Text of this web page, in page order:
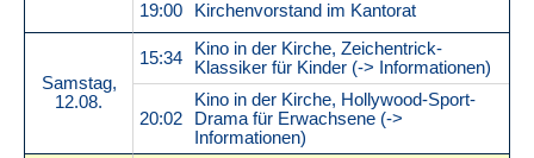
19:00 Kirchenvorstand im Kantorat
Samstag,
12.08.
15:34
Kino in der Kirche, Zeichentrick-
Klassiker für Kinder (-> Informationen)
20:02
Kino in der Kirche, Hollywood-Sport-
Drama für Erwachsene (->
Informationen)